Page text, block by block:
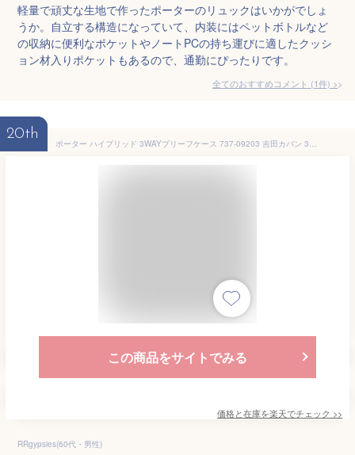
軽量で頑丈な生地で作ったポーターのリュックはいかがでしょ
うか。自立する構造になっていて、内装にはペットボトルなど
の収納に便利なポケットやノートPCの持ち運びに適したクッシ
ョン材入りポケットもあるので、通勤にぴったりです。
全てのおすすめコメント (1件) >
20th
ポーター ハイブリッド 3WAYブリーフケース 737-09203 吉田カバン 3WAY ビジネスバッグ リュック メンズ ブランド スリム 軽量 A4 PORTER
この商品をサイトでみる
価格と在庫を楽天でチェック >>
RRgypsies(60代・男性)